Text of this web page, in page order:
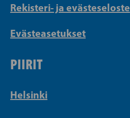
Rekisteri- ja evästeseloste
Evästeasetukset
PIIRIT
Helsinki